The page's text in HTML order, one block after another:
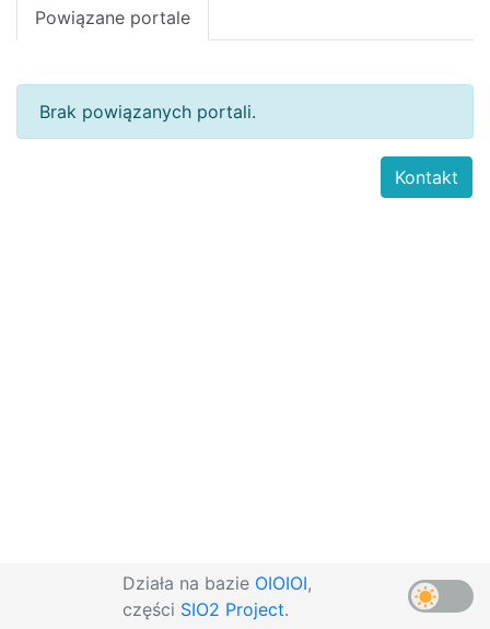
Powiązane portale
Brak powiązanych portali.
Działa na bazie OIOIOI,
części SIO2 Project.
Kontakt